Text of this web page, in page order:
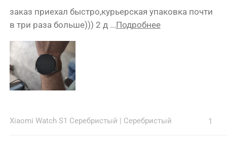
заказ приехал быстро,курьерская упаковка почти
в три раза больше))) 2 д ...Подробнее
Xiaomi Watch S1 Серебристый | Серебристый 1